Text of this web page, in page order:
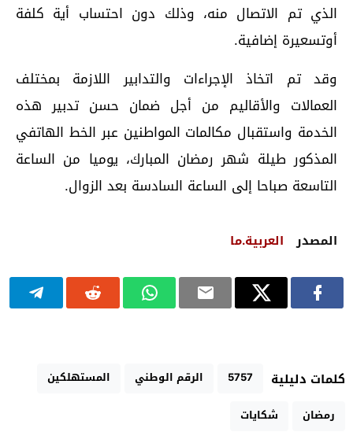
الذي تم الاتصال منه، وذلك دون احتساب أية كلفة
أوتسعيرة إضافية.
وقد تم اتخاذ الإجراءات والتدابير اللازمة بمختلف
العمالات والأقاليم من أجل ضمان حسن تدبير هذه
الخدمة واستقبال مكالمات المواطنين عبر الخط الهاتفي
المذكور طيلة شهر رمضان المبارك، يوميا من الساعة
التاسعة صباحا إلى الساعة السادسة بعد الزوال.
المصدر العربية.ما
كلمات دليلية 5757 الرقم الوطني
المستهلكين
رمضان
شكايات